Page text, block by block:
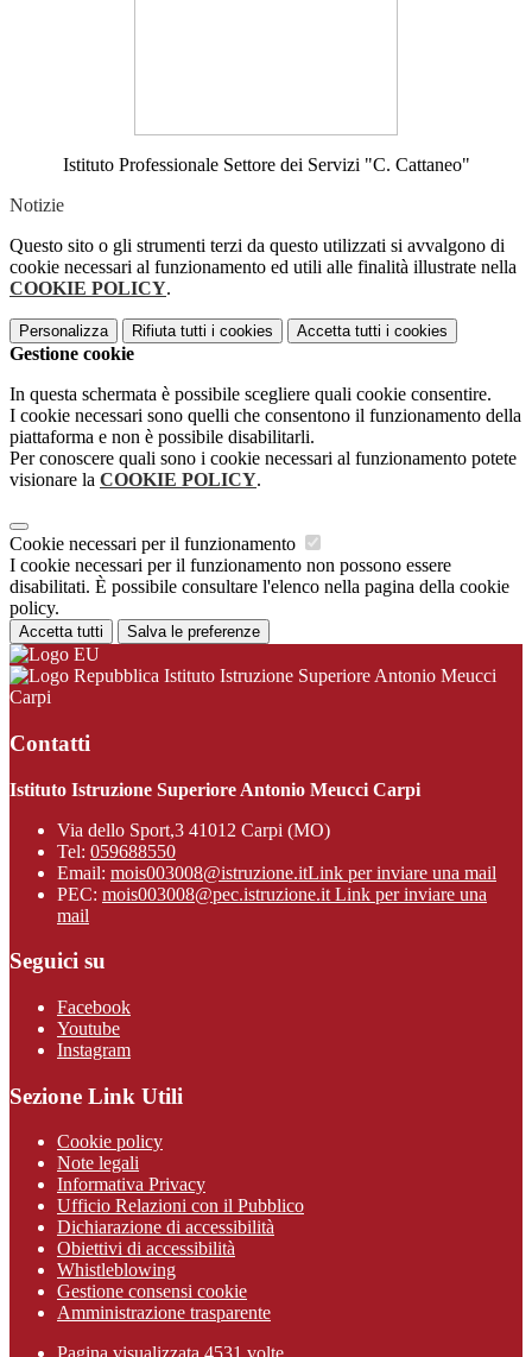
Istituto Professionale Settore dei Servizi "C. Cattaneo"
Notizie
Questo sito o gli strumenti terzi da questo utilizzati si avvalgono di
cookie necessari al funzionamento ed utili alle finalità illustrate nella
COOKIE POLICY.
Personalizza Rifiuta tutti i cookies Accetta tutti i cookies
Gestione cookie
In questa schermata è possibile scegliere quali cookie consentire.
I cookie necessari sono quelli che consentono il funzionamento della
piattaforma e non è possibile disabilitarli.
Per conoscere quali sono i cookie necessari al funzionamento potete
visionare la COOKIE POLICY.
Cookie necessari per il funzionamento
I cookie necessari per il funzionamento non possono essere
disabilitati. È possibile consultare l'elenco nella pagina della cookie
policy.
Accetta tutti Salva le preferenze
Istituto Istruzione Superiore Antonio Meucci
Carpi
Contatti
Istituto Istruzione Superiore Antonio Meucci Carpi
Via dello Sport,3 41012 Carpi (MO)
Tel: 059688550
Email: mois003008@istruzione.itLink per inviare una mail
PEC: mois003008@pec.istruzione.it Link per inviare una
mail
Seguici su
Facebook
Youtube
Instagram
Sezione Link Utili
Cookie policy
Note legali
Informativa Privacy
Ufficio Relazioni con il Pubblico
Dichiarazione di accessibilità
Obiettivi di accessibilità
Whistleblowing
Gestione consensi cookie
Amministrazione trasparente